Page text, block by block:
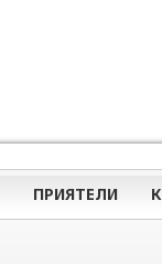
ПРИЯТЕЛИ